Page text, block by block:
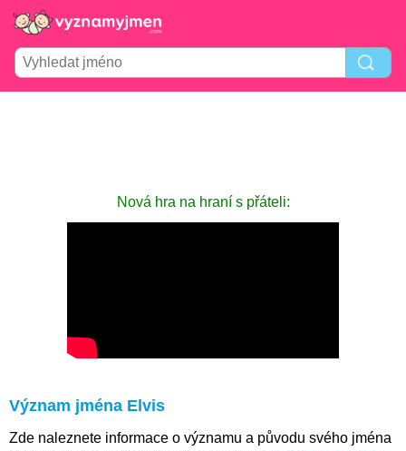
Nová hra na hraní s přáteli:
Význam jména Elvis
Zde naleznete informace o významu a původu svého jména